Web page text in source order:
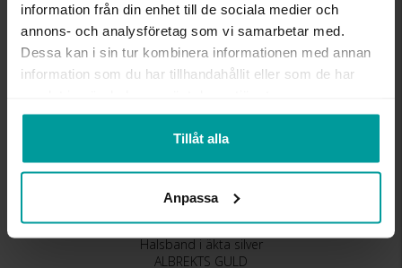
information från din enhet till de sociala medier och
annons- och analysföretag som vi samarbetar med.
Dessa kan i sin tur kombinera informationen med annan
information som du har tillhandahållit eller som de har
Tillåt alla
Anpassa
Halsband i äkta silver
ALBREKTS GULD